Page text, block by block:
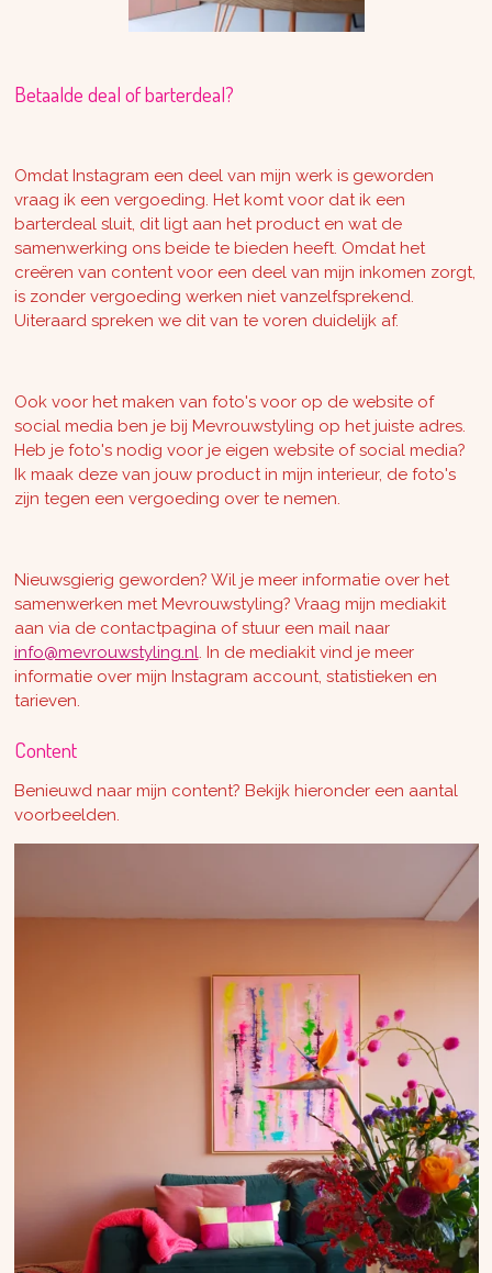
Betaalde deal of barterdeal?
Omdat Instagram een deel van mijn werk is geworden
vraag ik een vergoeding. Het komt voor dat ik een
barterdeal sluit, dit ligt aan het product en wat de
samenwerking ons beide te bieden heeft. Omdat het
creëren van content voor een deel van mijn inkomen zorgt,
is zonder vergoeding werken niet vanzelfsprekend.
Uiteraard spreken we dit van te voren duidelijk af.
Ook voor het maken van foto's voor op de website of
social media ben je bij Mevrouwstyling op het juiste adres.
Heb je foto's nodig voor je eigen website of social media?
Ik maak deze van jouw product in mijn interieur, de foto's
zijn tegen een vergoeding over te nemen.
Nieuwsgierig geworden? Wil je meer informatie over het
samenwerken met Mevrouwstyling? Vraag mijn mediakit
aan via de contactpagina of stuur een mail naar
info@mevrouwstyling.nl. In de mediakit vind je meer
informatie over mijn Instagram account, statistieken en
tarieven.
Content
Benieuwd naar mijn content? Bekijk hieronder een aantal
voorbeelden.